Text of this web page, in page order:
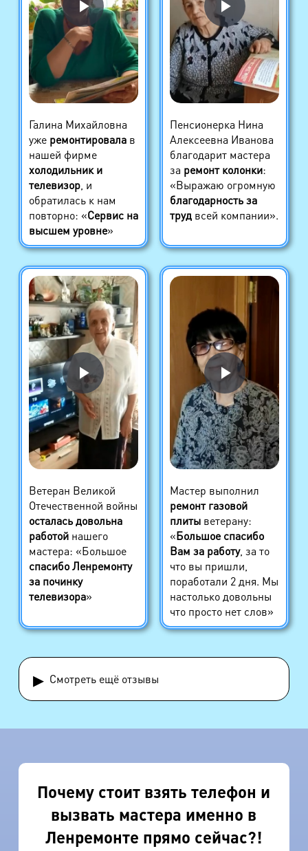
Галина Михайловна
уже ремонтировалав
нашей фирме
холодильник и
телевизор, и
обратилась к нам
повторно: «Сервис на
высшем уровне»
Пенсионерка Нина
Алексеевна Иванова
благодарит мастера
за ремонт колонки:
«Выражаю огромную
благодарность за
трудвсей компании».
Ветеран Великой
Отечественной войны
осталась довольна
работойнашего
мастера: «Большое
спасибо Ленремонту
за починку
телевизора»
Мастер выполнил
ремонт газовой
плитыветерану:
«Большое спасибо
Вам за работу, за то
что вы пришли,
поработали 2 дня. Мы
настолько довольны
что просто нет слов»
▸ Смотреть ещё отзывы
Почему стоит взять телефон и
вызвать мастера именно в
Ленремонте прямо сейчас?!